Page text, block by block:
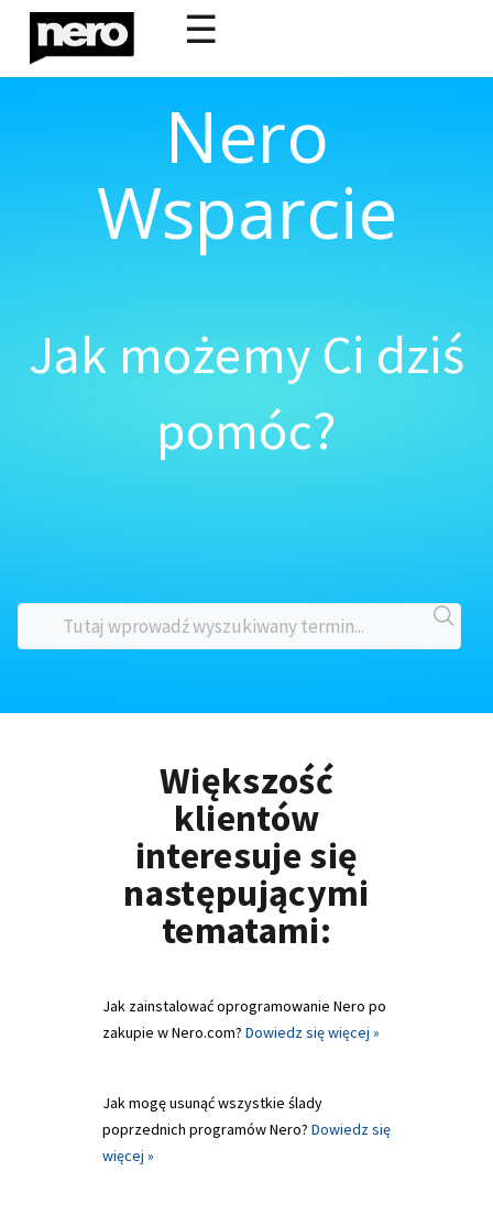
☰
Nero
Wsparcie
Jak możemy Ci dziś
pomóc?
Większość
klientów
interesuje się
następującymi
tematami:
Jak zainstalować oprogramowanie Nero po
zakupie w Nero.com? Dowiedz się więcej »
Jak mogę usunąć wszystkie ślady
poprzednich programów Nero? Dowiedz się
więcej »